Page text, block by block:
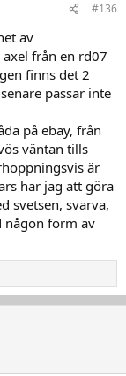
#136
av
från en rd07
finns det 2
passar inte
på ebay, från
väntan tills
är
har jag att göra
svetsen, svarva,
någon form av